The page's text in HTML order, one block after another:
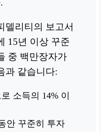
델리티의 보고서
15년 이상 꾸준
중 백만장자가
과 같습니다:
소득의 14% 이
안 꾸준히 투자